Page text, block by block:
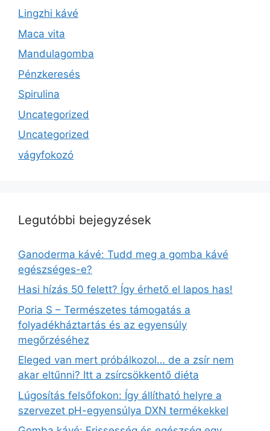
Lingzhi kávé
Maca vita
Mandulagomba
Pénzkeresés
Spirulina
Uncategorized
Uncategorized
vágyfokozó
Legutóbbi bejegyzések
Ganoderma kávé: Tudd meg a gomba kávé
egészséges-e?
Hasi hízás 50 felett? Így érhető el lapos has!
Poria S – Természetes támogatás a
folyadékháztartás és az egyensúly
megőrzéséhez
Eleged van mert próbálkozol… de a zsír nem
akar eltűnni? Itt a zsírcsökkentő diéta
Lúgosítás felsőfokon: Így állítható helyre a
szervezet pH-egyensúlya DXN termékekkel